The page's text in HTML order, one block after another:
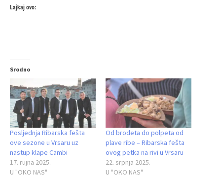
Lajkaj ovo:
Srodno
Posljednja Ribarska fešta
ove sezone u Vrsaru uz
nastup klape Cambi
17. rujna 2025.
U "OKO NAS"
Od brodeta do polpeta od
plave ribe – Ribarska fešta
ovog petka na rivi u Vrsaru
22. srpnja 2025.
U "OKO NAS"